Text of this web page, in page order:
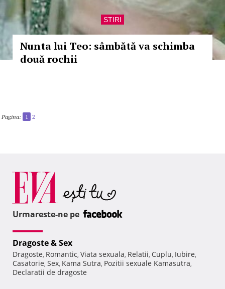
STIRI
Nunta lui Teo: sâmbătă va schimba
două rochii
Pagina: 1 2
Urmareste-ne pe
Dragoste & Sex
Dragoste, Romantic, Viata sexuala, Relatii, Cuplu, Iubire,
Casatorie, Sex, Kama Sutra, Pozitii sexuale Kamasutra,
Declaratii de dragoste